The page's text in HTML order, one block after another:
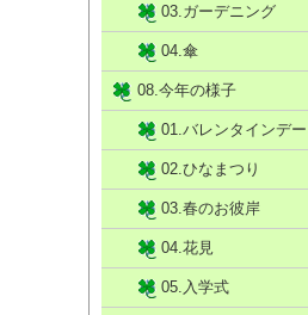
03.ガーデニング
04.傘
08.今年の様子
01.バレンタインデー
02.ひなまつり
03.春のお彼岸
04.花見
05.入学式